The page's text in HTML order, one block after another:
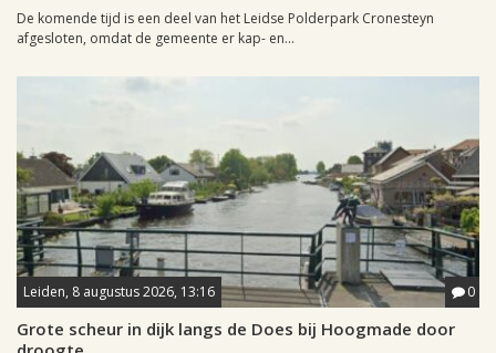
De komende tijd is een deel van het Leidse Polderpark Cronesteyn
afgesloten, omdat de gemeente er kap- en...
Leiden, 8 augustus 2026, 13:16 0
Grote scheur in dijk langs de Does bij Hoogmade door